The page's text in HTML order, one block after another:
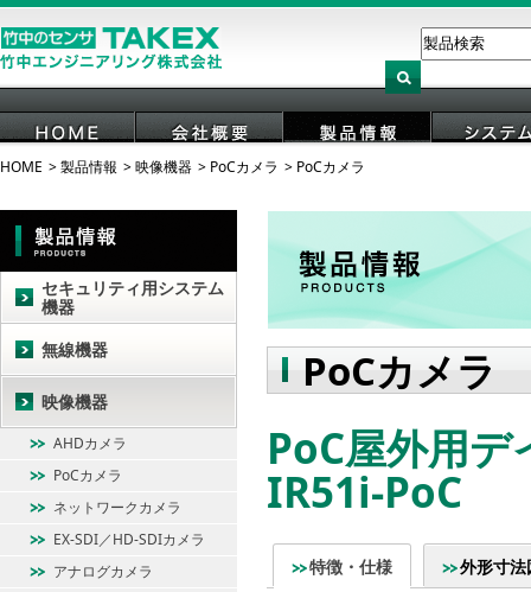
HOME 会社概要 製品情報
HOME 製品情報 映像機器 PoCカメラ PoCカメラ
PoCカメラ
PoC屋外用
IR51i-PoC
特徴・仕様 外形寸法
セキュリティ用システム
機器
無線機器
映像機器
AHDカメラ
PoCカメラ
ネットワークカメラ
EX-SDI／HD-SDIカメラ
アナログカメラ